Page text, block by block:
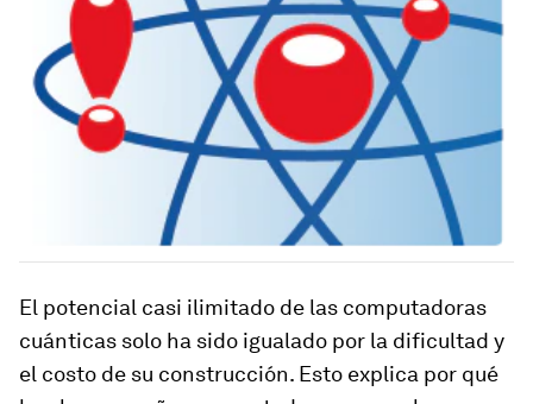
El potencial casi ilimitado de las computadoras
cuánticas solo ha sido igualado por la dificultad y
el costo de su construcción. Esto explica por qué